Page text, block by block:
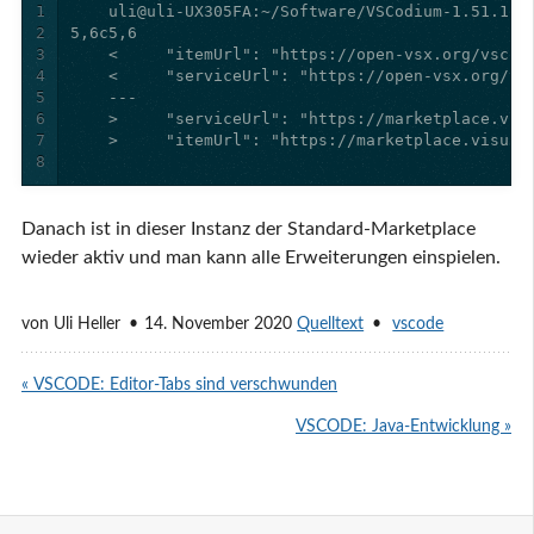
1
2
3
4
5
6
7
8
Danach ist in dieser Instanz der Standard-Marketplace
wieder aktiv und man kann alle Erweiterungen einspielen.
von Uli Heller 14. November 2020 Quelltext vscode
« VSCODE: Editor-Tabs sind verschwunden
VSCODE: Java-Entwicklung »